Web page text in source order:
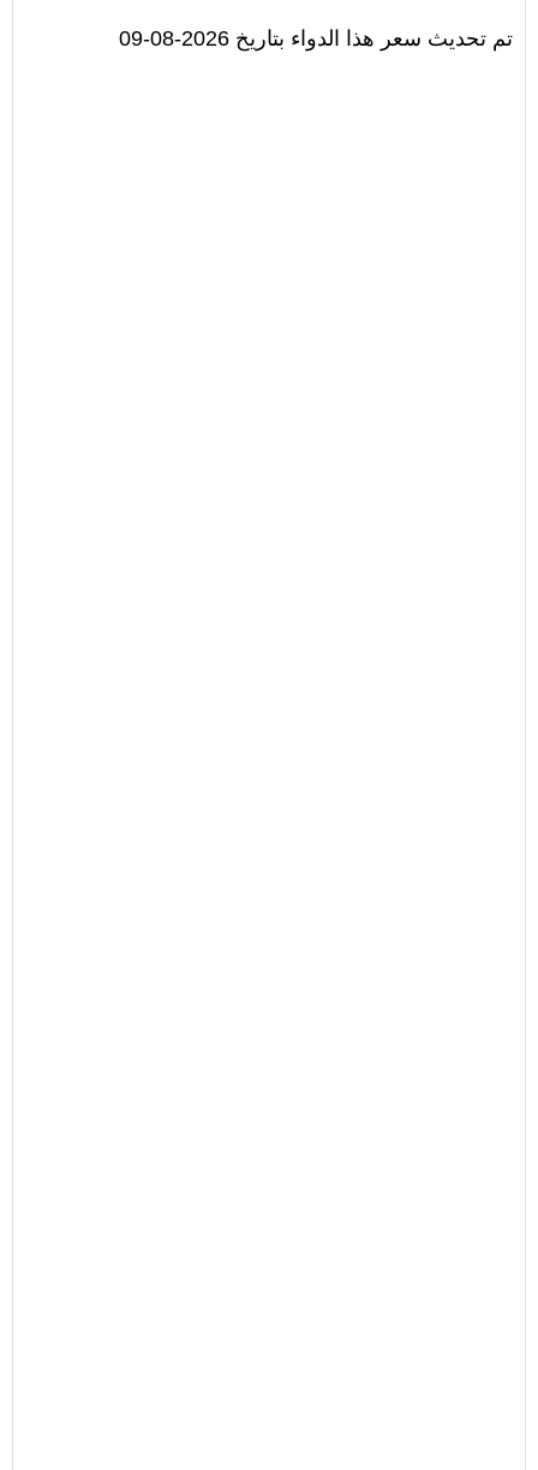
تم تحديث سعر هذا الدواء بتاريخ 2026-08-09